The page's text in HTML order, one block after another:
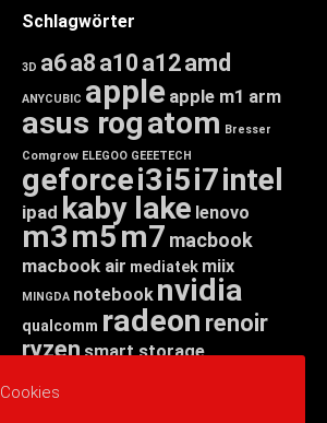
Schlagwörter
3D a6a8 a10 a12amd
ANYCUBIC apple apple m1 arm
asus rogatom Bresser
Comgrow ELEGOO GEEETECH
geforcei3i5i7intel
ipad kaby lake lenovo
m3m5m7 macbook
macbook air mediatek miix
MINGDA notebook nvidia
qualcomm radeon renoir
ryzensmart storage
threadripper
Cookies